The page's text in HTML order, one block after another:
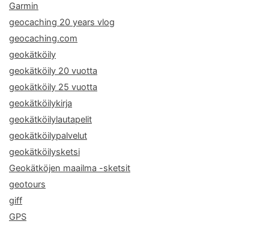
Garmin
geocaching 20 years vlog
geocaching.com
geokätköily
geokätköily 20 vuotta
geokätköily 25 vuotta
geokätköilykirja
geokätköilylautapelit
geokätköilypalvelut
geokätköilysketsi
Geokätköjen maailma -sketsit
geotours
giff
GPS